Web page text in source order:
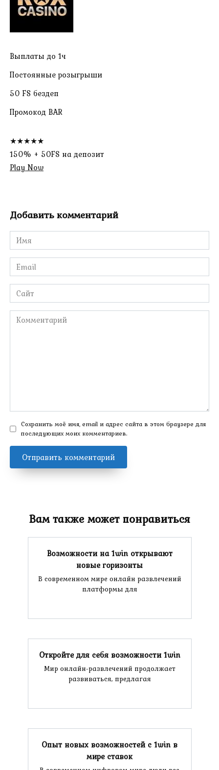
Выплаты до 1ч
Постоянные розыгрыши
50 FS бездеп
Промокод BAR
★★★★★
150% + 50FS на депозит
Play Now
Добавить комментарий
Имя
*
Email
*
Сайт
Комментарий
Сохранить моё имя, email и адрес сайта в этом браузере для
последующих моих комментариев.
Вам также может понравиться
Возможности на 1win открывают
новые горизонты
В современном мире онлайн развлечений
платформы для
Откройте для себя возможности 1win
Мир онлайн-развлечений продолжает
развиваться, предлагая
Опыт новых возможностей с 1win в
мире ставок